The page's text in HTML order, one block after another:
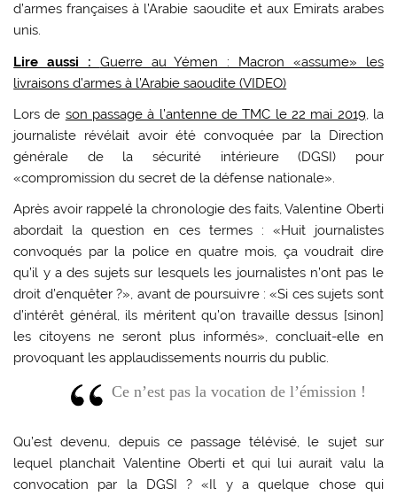
d’armes françaises à l’Arabie saoudite et aux Emirats arabes
unis.
Lire aussi : Guerre au Yémen : Macron «assume» les
livraisons d’armes à l’Arabie saoudite (VIDEO)
Lors de son passage à l’antenne de TMC le 22 mai 2019, la
journaliste révélait avoir été convoquée par la Direction
générale de la sécurité intérieure (DGSI) pour
«compromission du secret de la défense nationale».
Après avoir rappelé la chronologie des faits, Valentine Oberti
abordait la question en ces termes : «Huit journalistes
convoqués par la police en quatre mois, ça voudrait dire
qu’il y a des sujets sur lesquels les journalistes n’ont pas le
droit d’enquêter ?», avant de poursuivre : «Si ces sujets sont
d’intérêt général, ils méritent qu’on travaille dessus [sinon]
les citoyens ne seront plus informés», concluait-elle en
provoquant les applaudissements nourris du public.
Ce n’est pas la vocation de l’émission !
Qu’est devenu, depuis ce passage télévisé, le sujet sur
lequel planchait Valentine Oberti et qui lui aurait valu la
convocation par la DGSI ? «Il y a quelque chose qui